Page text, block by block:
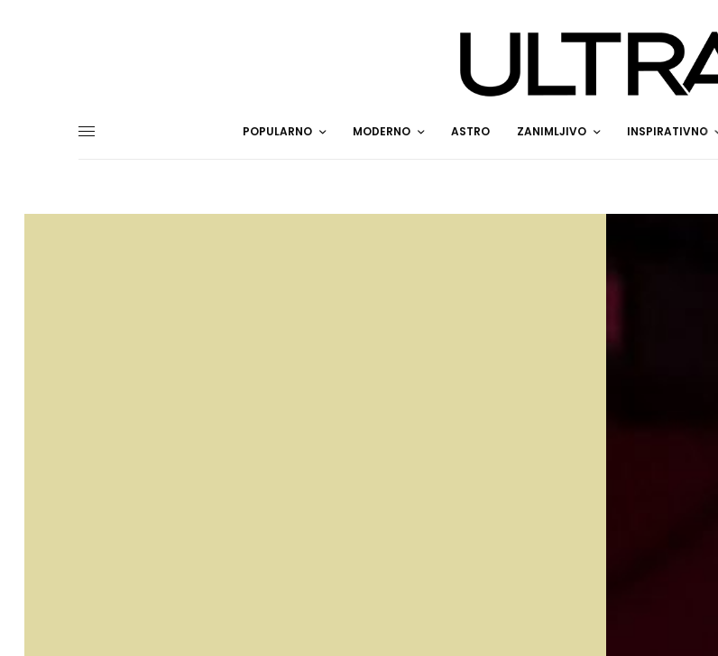
POPULARNO MODERNO ASTRO ZANIMLJIVO INSPIRATIVNO